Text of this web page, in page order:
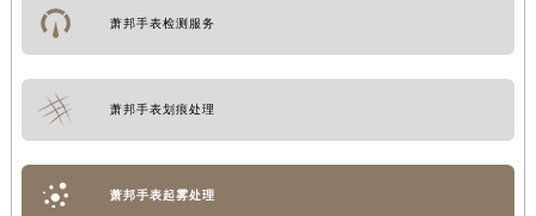
萧邦手表检测服务
萧邦手表划痕处理
萧邦手表起雾处理